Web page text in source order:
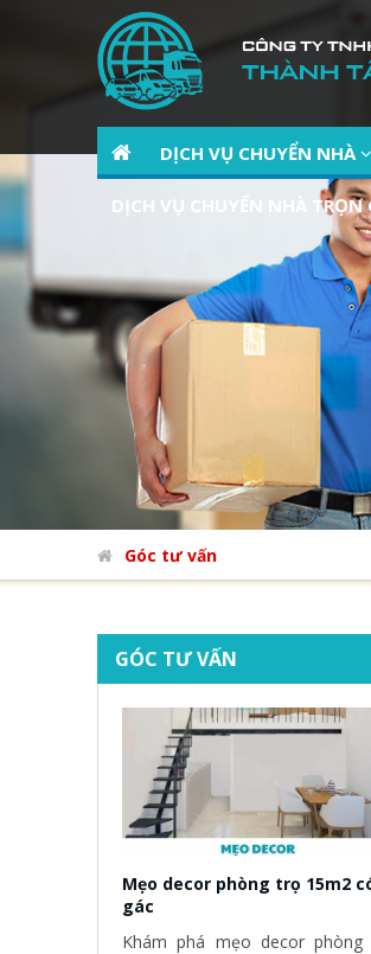
DỊCH VỤ CHUYỂN NHÀ
DỊCH VỤ CHUYỂN NHÀ
Góc tư vấn
GÓC TƯ VẤN
Mẹo decor phòng trọ 15m2
gác
Khám phá mẹo decor phòng